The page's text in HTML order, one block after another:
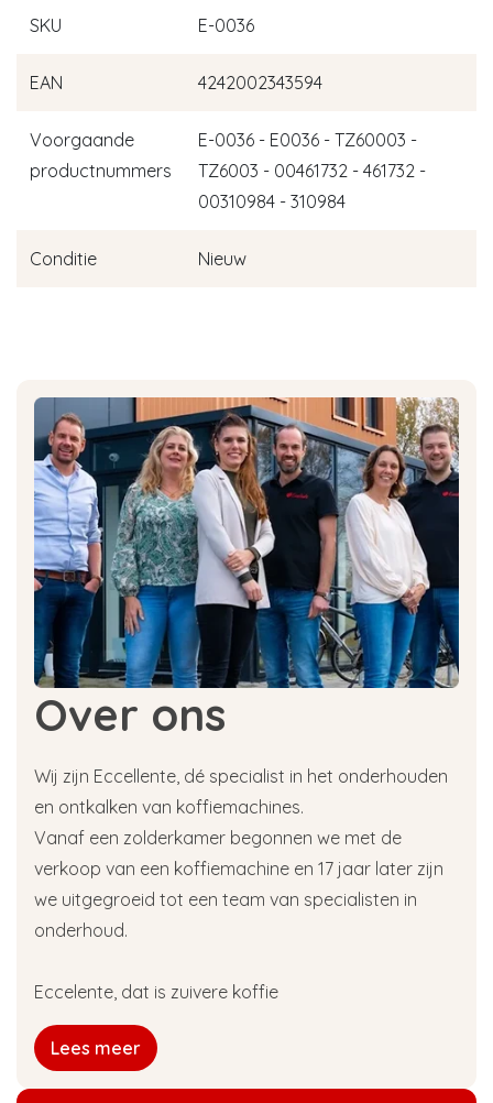
SKU E-0036
EAN 4242002343594
Voorgaande
productnummers
E-0036 - E0036 - TZ60003 -
TZ6003 - 00461732 - 461732 -
00310984 - 310984
Conditie Nieuw
Over ons
Wij zijn Eccellente, dé specialist in het onderhouden
en ontkalken van koffiemachines.
Vanaf een zolderkamer begonnen we met de
verkoop van een koffiemachine en 17 jaar later zijn
we uitgegroeid tot een team van specialisten in
onderhoud.
Eccelente, dat is zuivere koffie
Lees meer